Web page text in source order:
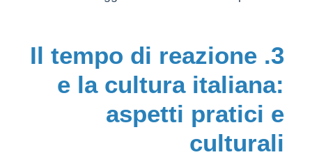
3. Il tempo di reazione
e la cultura italiana:
aspetti pratici e
culturali